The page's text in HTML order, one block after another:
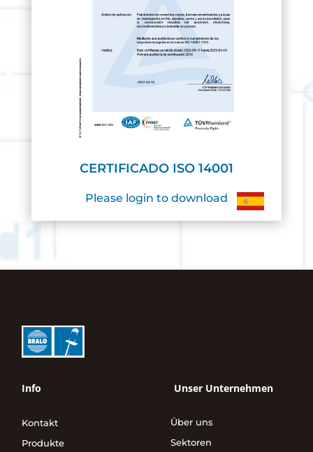
CERTIFICADO ISO 14001
Please login to download
Info
Kontakt
Produkte
Unser Unternehmen
Über uns
Sektoren